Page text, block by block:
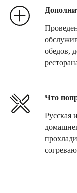
обедов,
Что
Русская